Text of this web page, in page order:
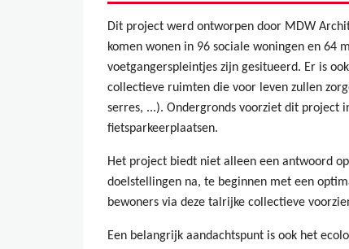
Dit project werd ontworpen door MDW
komen wonen in 96 sociale woningen en 64
voetgangerspleintjes zijn gesitueerd. Er is
collectieve ruimten die voor leven zullen
serres, ...). Ondergronds voorziet dit project
fietsparkeerplaatsen.
Het project biedt niet alleen een antwoord
doelstellingen na, te beginnen met een
bewoners via deze talrijke collectieve
Een belangrijk aandachtspunt is ook het